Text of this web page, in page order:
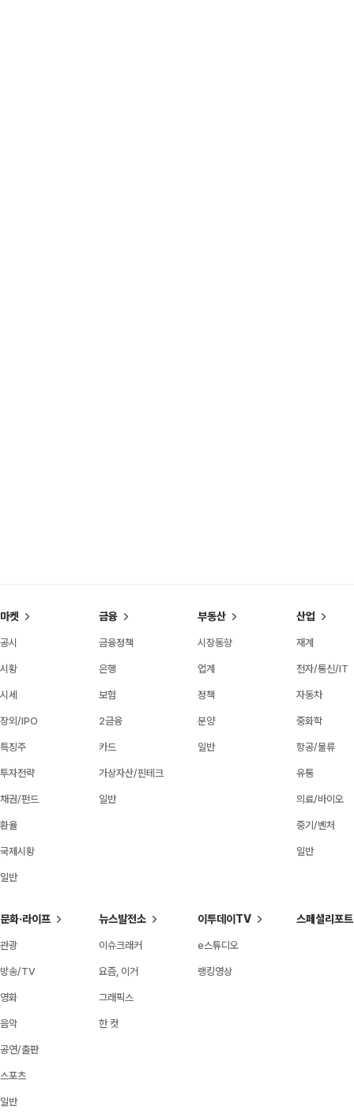
마켓
공시
시황
시세
장외/IPO
특징주
투자전략
채권/펀드
환율
국제시황
일반
금융
금융정책
은행
보험
2금융
카드
가상자산/핀테크
일반
부동산
시장동향
업계
정책
분양
일반
산업
재계
전자/통신/IT
자동차
중화학
항공/물류
유통
의료/바이오
중기/벤처
일반
문화·라이프
관광
방송/TV
영화
음악
공연/출판
스포츠
일반
뉴스발전소
이슈크래커
요즘, 이거
그래픽스
한 컷
이투데이TV
e스튜디오
랭킹영상
스페셜리포트